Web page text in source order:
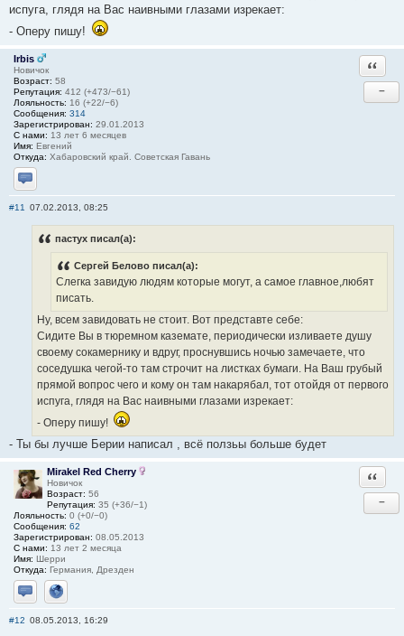
испуга, глядя на Вас наивными глазами изрекает:
- Оперу пишу!
Irbis
Новичок
Возраст: 58
Репутация: 412 (+473/−61)
Лояльность: 16 (+22/−6)
Сообщения: 314
Зарегистрирован: 29.01.2013
С нами: 13 лет 6 месяцев
Имя: Евгений
Откуда: Хабаровский край. Советская Гавань
Отправить личное сообщение
−
#11 07.02.2013, 08:25
пастух писал(а):
Сергей Белово писал(а):
Слегка завидую людям которые могут, а самое главное,любят
писать.
Ну, всем завидовать не стоит. Вот представте себе:
Сидите Вы в тюремном каземате, периодически изливаете душу
своему сокамернику и вдруг, проснувшись ночью замечаете, что
соседушка чегой-то там строчит на листках бумаги. На Ваш грубый
прямой вопрос чего и кому он там накарябал, тот отойдя от первого
испуга, глядя на Вас наивными глазами изрекает:
- Оперу пишу!
- Ты бы лучше Берии написал , всё ползьы больше будет
Mirakel Red Cherry
Новичок
Возраст: 56
Репутация: 35 (+36/−1)
Лояльность: 0 (+0/−0)
Сообщения: 62
Зарегистрирован: 08.05.2013
С нами: 13 лет 2 месяца
Имя: Шерри
Откуда: Германия, Дрезден
Отправить личное сообщение
Сайт
−
#12 08.05.2013, 16:29